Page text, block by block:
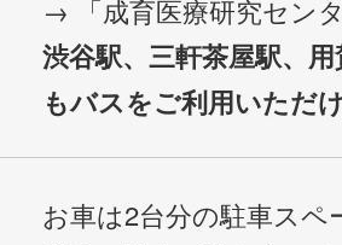
→ 「成育医療研究セン
渋谷駅、三軒茶屋駅、
もバスをご利用いただ
お車は2台分の駐車ス